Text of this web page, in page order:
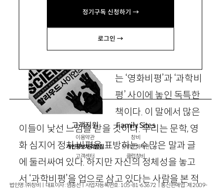
정기구독 신청하기 →
로그인 →
tyio@pressian.com
는 ‘영화비평’과 ‘과학비
평’ 사이에 놓인 독특한
책이다. 이 말에서 많은
이들이 낯선 느낌을 받을 것이다. 우리는 문학, 영
화 심지어 정치 비평을 표방하는 수많은 말과 글
에 둘러싸여 있다. 하지만 자신의 정체성을 놓고
서 ‘과학비평’을 업으로 삼고 있다는 사람을 본 적
고객지원
이용약관
개인정보처리방침
고객센터
Family Sites
창비
창비문화재단
클럽창비
법인명 : ㈜창비ㅣ대표이사 : 염종선ㅣ사업자등록번호 : 105-81-63672ㅣ통신판매업 : 제 2009-